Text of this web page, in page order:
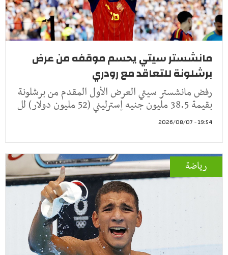
مانشستر سيتي يحسم موقفه من عرض
برشلونة للتعاقد مع رودري
رفض مانشستر سيتي العرض الأول المقدم من برشلونة
بقيمة 38.5 مليون جنيه إسترليني (52 مليون دولار) لل
19:54 - 2026/08/07
رياضة